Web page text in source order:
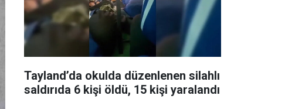
Tayland’da okulda düzenlenen silahlı
saldırıda 6 kişi öldü, 15 kişi yaralandı